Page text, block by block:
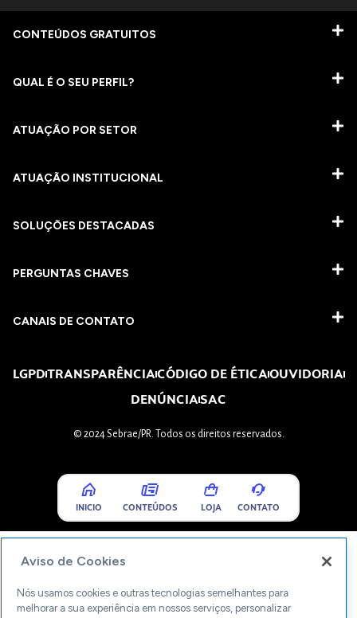
CONTEÚDOS GRATUITOS
QUAL É O SEU PERFIL?
ATUAÇÃO POR SETOR
ATUAÇÃO INSTITUCIONAL
SOLUÇÕES DESTACADAS
PERGUNTAS CHAVES​
CANAIS DE CONTATO
LGPDTRANSPARÊNCIACÓDIGO DE ÉTICAOUVIDORIA
DENÚNCIASAC
© 2024 Sebrae/PR. Todos os direitos reservados.
INICIO CONTEÚDOS LOJA CONTATO
Aviso de Cookies
Nós usamos cookies e outras tecnologias semelhantes para
melhorar a sua experiência em nossos serviços, personalizar